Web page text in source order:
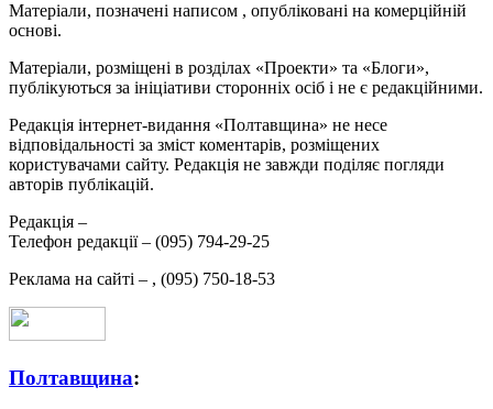
Матеріали, позначені написом , опубліковані на комерційній
основі.
Матеріали, розміщені в розділах «Проекти» та «Блоги»,
публікуються за ініціативи сторонніх осіб і не є редакційними.
Редакція інтернет-видання «Полтавщина» не несе
відповідальності за зміст коментарів, розміщених
користувачами сайту. Редакція не завжди поділяє погляди
авторів публікацій.
Редакція –
Телефон редакції – (095) 794-29-25
Реклама на сайті – , (095) 750-18-53
Полтавщина: